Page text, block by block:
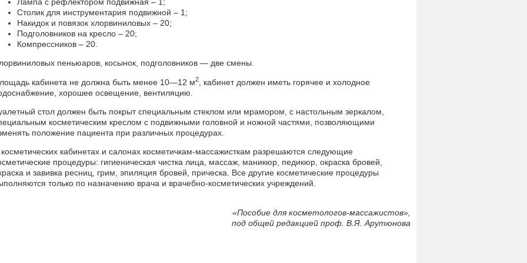
Столик для инструментария подвижной – 1;
Накидок и повязок хлорвиниловых – 20;
Подголовников на кресло – 20;
Компрессников – 20.
пеньюаров, косынок, подголовников — две смены.
кабинета не должна быть менее 10—12 м2
, кабинет должен иметь горячее и холодное
хорошее освещение, вентиляцию.
стол должен быть покрыт специальным стеклом или мрамором, с настольным зеркалом,
косметическим креслом с подвижными головной и ножной частями, позволяющими
положение пациента при различных процедурах.
кабинетах и салонах косметичкам-массажисткам разрешаются следующие
процедуры: гигиеническая чистка лица, массаж, маникюр, педикюр, окраска бровей,
и завивка ресниц, грим, эпиляция бровей, прическа. Все другие косметические процедуры
только по назначению врача и врачебно-косметических учреждений.
«Пособие для косметологов-массажистов»,
под общей редакцией проф. В.Я. Арутюнова